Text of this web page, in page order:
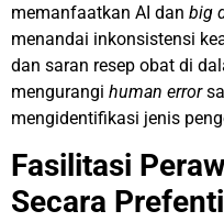
memanfaatkan AI dan big
menandai inkonsistensi
dan saran resep obat di
mengurangi human error
mengidentifikasi jenis
Fasilitasi
Secara